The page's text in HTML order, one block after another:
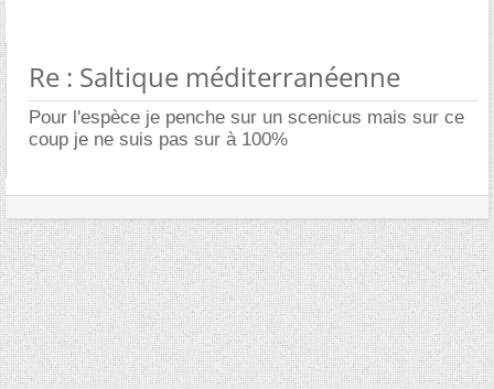
Re : Saltique méditerranéenne
Pour l'espèce je penche sur un scenicus mais sur ce
coup je ne suis pas sur à 100%